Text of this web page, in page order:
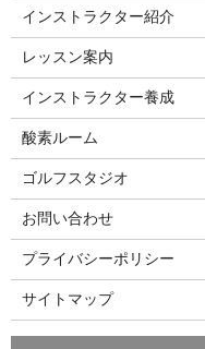
インストラクター紹介
レッスン案内
インストラクター養成
酸素ルーム
ゴルフスタジオ
お問い合わせ
プライバシーポリシー
サイトマップ